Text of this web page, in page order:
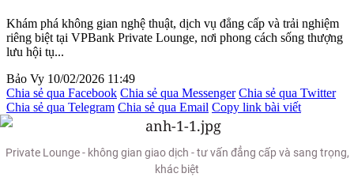
Khám phá không gian nghệ thuật, dịch vụ đẳng cấp và trải nghiệm
riêng biệt tại VPBank Private Lounge, nơi phong cách sống thượng
lưu hội tụ...
Bảo Vy 10/02/2026 11:49
Chia sẻ qua Facebook Chia sẻ qua Messenger Chia sẻ qua Twitter
Chia sẻ qua Telegram Chia sẻ qua Email Copy link bài viết
Private Lounge - không gian giao dịch - tư vấn đẳng cấp và sang trọng,
khác biệt